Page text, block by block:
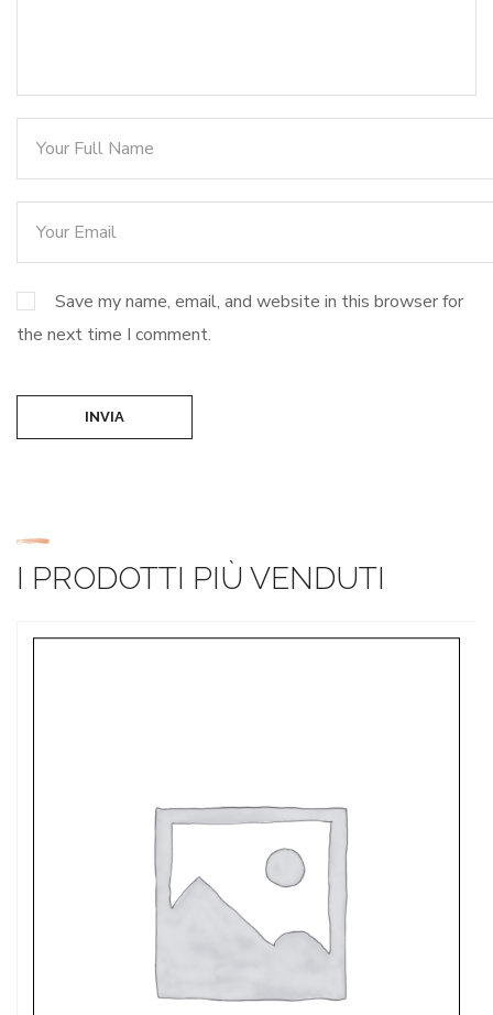
Save my name, email, and website in this browser for
the next time I comment.
INVIA
I PRODOTTI PIÙ VENDUTI